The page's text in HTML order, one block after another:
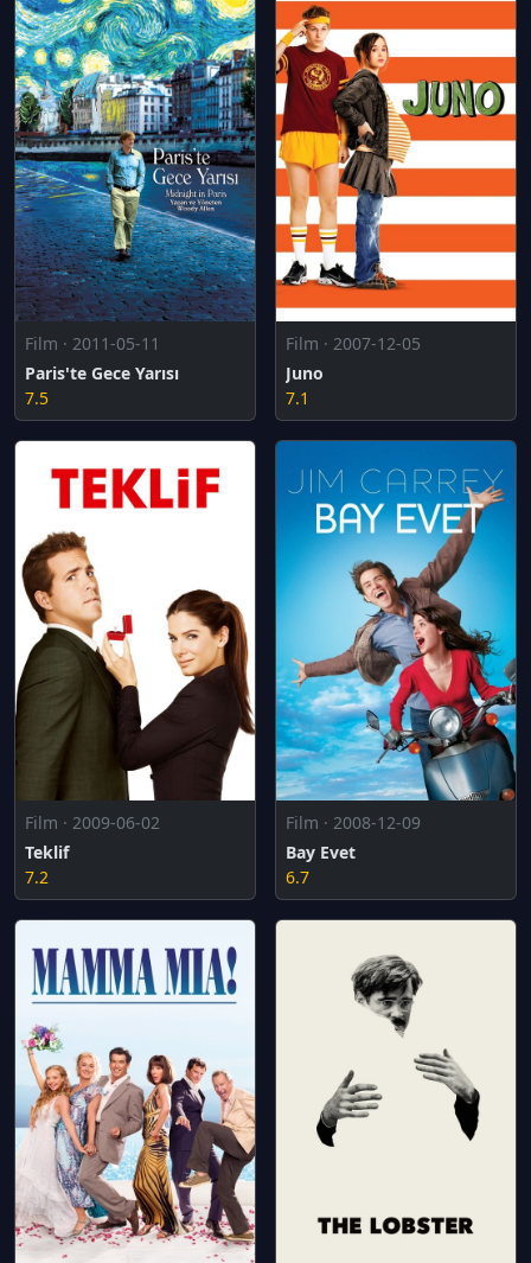
Film · 2011-05-11
Paris'te Gece Yarısı
7.5
Film · 2007-12-05
Juno
7.1
Film · 2009-06-02
Teklif
7.2
Film · 2008-12-09
Bay Evet
6.7